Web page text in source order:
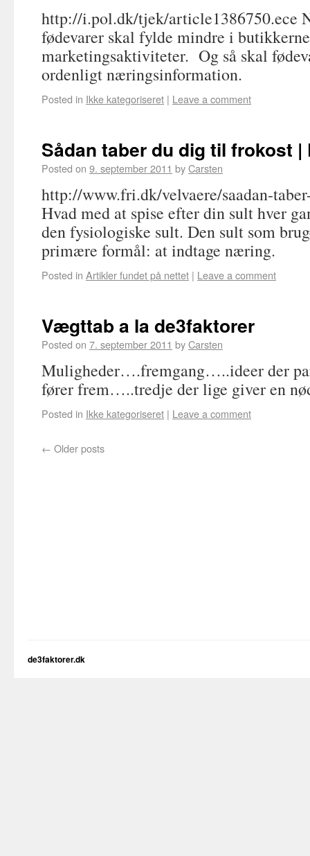
http://i.pol.dk/tjek/article1386750.ece
fødevarer skal fylde mindre i
marketingsaktiviteter. Og så skal
ordenligt næringsinformation.
Posted in Ikke kategoriseret | Leave a comment
Sådan taber du dig til frokost |
Posted on 9. september 2011 byCarsten
http://www.fri.dk/velvaere/saadan-
Hvad med at spise efter din sult hver
den fysiologiske sult. Den sult som
primære formål: at indtage næring.
Posted in Artikler fundet på nettet | Leave a comment
Vægttab a la de3faktorer
Posted on 7. september 2011 byCarsten
Muligheder….fremgang…..ideer der
fører frem…..tredje der lige giver en
Posted in Ikke kategoriseret | Leave a comment
← Older posts
de3faktorer.dk